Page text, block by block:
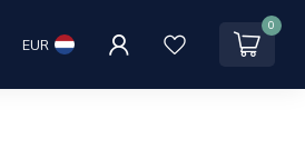
EUR
0